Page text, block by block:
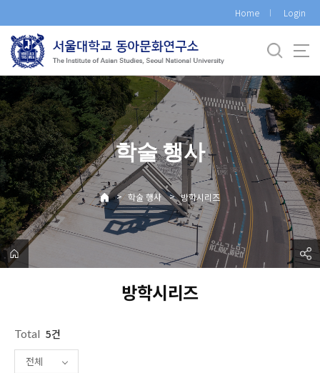
로
메
뉴
Home Login
학술 행사
> 학술 행사 > 방학시리즈
방학시리즈
Total 5건
전체